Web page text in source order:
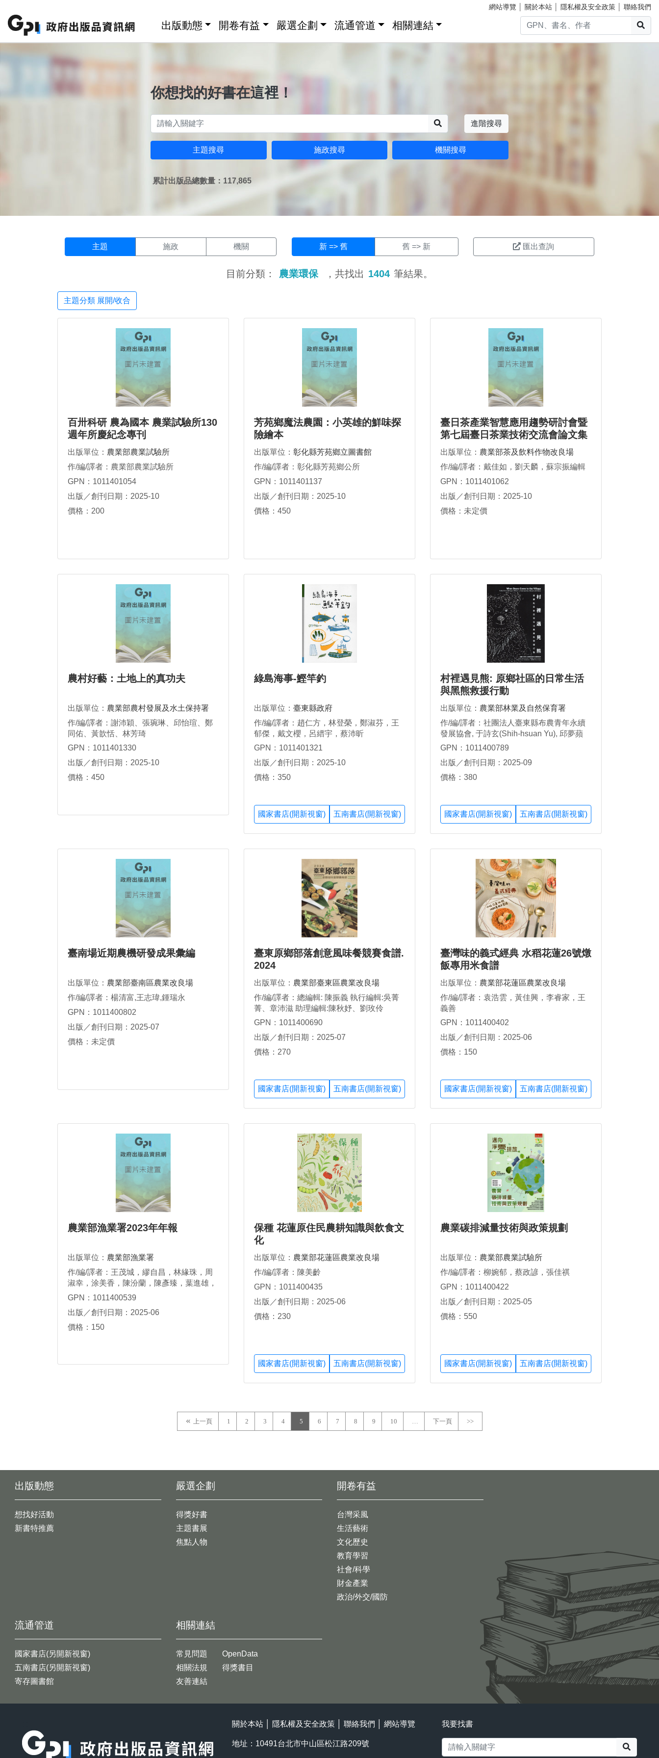
網站導覽 關於本站 隱私權及安全政策 聯絡我們
出版動態 開卷有益 嚴選企劃 流通管道 相關連結
你想找的好書在這裡！
進階搜尋
主題搜尋 施政搜尋 機關搜尋
累計出版品總數量：117,865
主題 施政 機關 新 => 舊 舊 => 新 匯出查詢
目前分類： 農業環保 ，共找出 1404 筆結果。
主題分類 展開/收合
百卅科研 農為國本 農業試驗所130
週年所慶紀念專刊
出版單位： 農業部農業試驗所
作/編/譯者：農業部農業試驗所
GPN：1011401054
出版／創刊日期：2025-10
價格：200
芳苑鄉魔法農園：小英雄的鮮味探
險繪本
出版單位： 彰化縣芳苑鄉立圖書館
作/編/譯者：彰化縣芳苑鄉公所
GPN：1011401137
出版／創刊日期：2025-10
價格：450
臺日茶產業智慧應用趨勢研討會暨
第七屆臺日茶業技術交流會論文集
出版單位： 農業部茶及飲料作物改良場
作/編/譯者：戴佳如，劉天麟，蘇宗振編輯
GPN：1011401062
出版／創刊日期：2025-10
價格：未定價
農村好藝：土地上的真功夫
出版單位： 農業部農村發展及水土保持署
作/編/譯者：謝沛穎、張琬琳、邱怡瑄、鄭
同佑、黃歆恬、林芳琦
GPN：1011401330
出版／創刊日期：2025-10
價格：450
綠島海事-鰹竿釣
出版單位： 臺東縣政府
作/編/譯者：趙仁方，林登榮，鄭淑芬，王
郁傑，戴文櫻，呂縉宇，蔡沛昕
GPN：1011401321
出版／創刊日期：2025-10
價格：350
國家書店(開新視窗) 五南書店(開新視窗)
村裡遇見熊: 原鄉社區的日常生活
與黑熊救援行動
出版單位： 農業部林業及自然保育署
作/編/譯者：社團法人臺東縣布農青年永續
發展協會, 于詩玄(Shih-hsuan Yu), 邱夢蘋
(Langus Lavalian), 凱文(Aziman
GPN：1011400789
出版／創刊日期：2025-09
價格：380
國家書店(開新視窗) 五南書店(開新視窗)
臺南場近期農機研發成果彙編
出版單位： 農業部臺南區農業改良場
作/編/譯者：楊清富,王志瑋,鍾瑞永
GPN：1011400802
出版／創刊日期：2025-07
價格：未定價
臺東原鄉部落創意風味餐競賽食譜.
2024
出版單位： 農業部臺東區農業改良場
作/編/譯者：總編輯: 陳振義 執行編輯:吳菁
菁、章沛滋 助理編輯:陳秋妤、劉玫伶
GPN：1011400690
出版／創刊日期：2025-07
價格：270
國家書店(開新視窗) 五南書店(開新視窗)
臺灣味的義式經典 水稻花蓮26號燉
飯專用米食譜
出版單位： 農業部花蓮區農業改良場
作/編/譯者：袁浩雲，黃佳興，李睿家，王
義善
GPN：1011400402
出版／創刊日期：2025-06
價格：150
國家書店(開新視窗) 五南書店(開新視窗)
農業部漁業署2023年年報
出版單位： 農業部漁業署
作/編/譯者：王茂城，繆自昌，林緣珠，周
淑幸，涂美香，陳汾蘭，陳彥臻，葉進雄，
楊文賢，溫祖康，鄭銘富，劉家禎，鍾文正
GPN：1011400539
出版／創刊日期：2025-06
價格：150
保種 花蓮原住民農耕知識與飲食文
化
出版單位： 農業部花蓮區農業改良場
作/編/譯者：陳美齡
GPN：1011400435
出版／創刊日期：2025-06
價格：230
國家書店(開新視窗) 五南書店(開新視窗)
農業碳排減量技術與政策規劃
出版單位： 農業部農業試驗所
作/編/譯者：柳婉郁，蔡政諺，張佳祺
GPN：1011400422
出版／創刊日期：2025-05
價格：550
國家書店(開新視窗) 五南書店(開新視窗)
上一頁 1 2 3 4 5 6 7 8 9 10 … 下一頁 >>
出版動態
想找好活動
新書特推薦
開卷有益
台灣采風
生活藝術
文化歷史
教育學習
社會/科學
財金產業
政治/外交/國防
嚴選企劃
得獎好書
主題書展
焦點人物
流通管道
國家書店(另開新視窗)
五南書店(另開新視窗)
寄存圖書館
相關連結
常見問題
相關法規
友善連結
OpenData
得獎書目
關於本站 隱私權及安全政策 聯絡我們 網站導覽
地址：10491台北市中山區松江路209號
我要找書